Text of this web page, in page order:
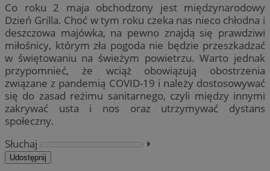
Co roku 2 maja obchodzony jest międzynarodowy
Dzień Grilla. Choć w tym roku czeka nas nieco chłodna i
deszczowa majówka, na pewno znajdą się prawdziwi
miłośnicy, którym zła pogoda nie będzie przeszkadzać
w świętowaniu na świeżym powietrzu. Warto jednak
przypomnieć, że wciąż obowiązują obostrzenia
związane z pandemią COVID-19 i należy dostosowywać
się do zasad reżimu sanitarnego, czyli między innymi
zakrywać usta i nos oraz utrzymywać dystans
społeczny.
Słuchaj
⏵︎
Udostępnij